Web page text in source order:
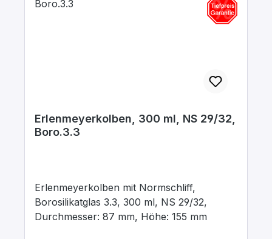
Erlenmeyerkolben, 300 ml, NS 29/32,
Boro.3.3
Erlenmeyerkolben mit Normschliff,
Borosilikatglas 3.3, 300 ml, NS 29/32,
Durchmesser: 87 mm, Höhe: 155 mm